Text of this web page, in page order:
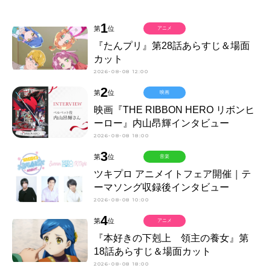
第1位
『たんプリ』第28話あらすじ＆場面
カット
2026-08-08 12:00
アニメ
第2位
映画『THE RIBBON HERO リボンヒ
ーロー』内山昂輝インタビュー
2026-08-08 18:00
映画
第3位
ツキプロ アニメイトフェア開催｜テ
ーマソング収録後インタビュー
2026-08-08 10:00
音楽
第4位
『本好きの下剋上 領主の養女』第
18話あらすじ＆場面カット
2026-08-08 18:00
アニメ